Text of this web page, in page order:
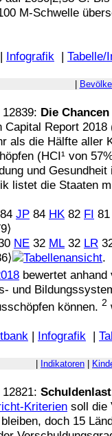
M-Schwelle
| Infografik | Tabelle/
Die
Capital Report
als die Hälfte aller
(HCI¹ von
und
listet die Staaten
84 JP 84 HK 82 FI
NE 32 ML 32 LR
.
bewertet
und
können. 2
| Infografik |
| Indikatoren |
Kriterien soll die
bleiben, doch 15